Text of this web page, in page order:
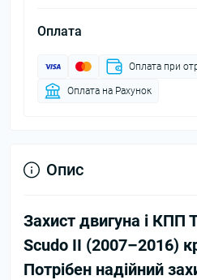
Оплата
Оплата при
Оплата на Рахунок
Опис
Захист двигуна і КПП
Scudo II (2007–2016)
Потрібен надійний